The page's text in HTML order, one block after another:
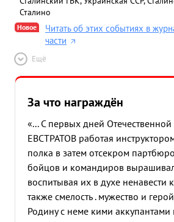
Сталино
Новое
Читать об этих событиях в
части
Ещё
За что награждён
«... С первых дней
ЕВСТРАТОВ работая
полка в затем отсекром
бойцов и командиров
воспитывая их в духе ненавести
также смелость . мужество и
Родину с неме кими аккупантами